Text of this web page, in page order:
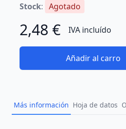
Stock: Agotado
2,48 € IVA incluído
Añadir al carro
Más información Hoja de datos